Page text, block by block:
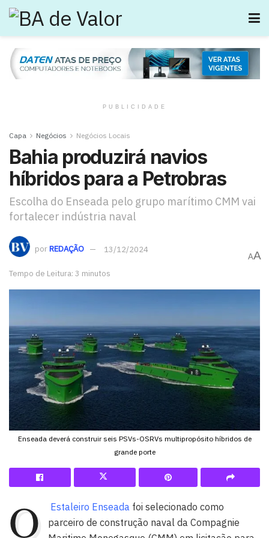
PUBLICIDADE
Capa Negócios Negócios Locais
Bahia produzirá navios
híbridos para a Petrobras
Escolha do Enseada pelo grupo marítimo CMM vai
fortalecer indústria naval
porREDAÇÃO 13/12/2024
Tempo de Leitura: 3 minutos
AA
Enseada deverá construir seis PSVs-OSRVs multipropósito híbridos de
grande porte
O Estaleiro Enseada foi selecionado como
parceiro de construção naval da Compagnie